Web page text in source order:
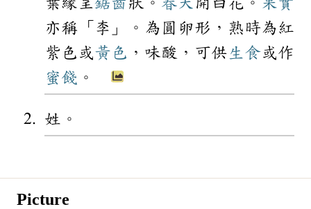
亦稱「李」。為圓卵形，熟時為紅
紫色或黃色 ，味酸，可供 生食或作
蜜餞 。
姓。
Picture